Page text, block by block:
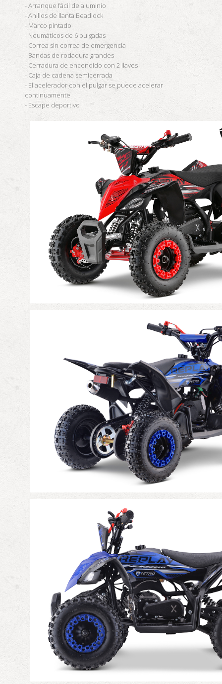
- Arranque fácil de aluminio
- Anillos de llanta Beadlock
- Marco pintado
- Neumáticos de 6 pulgadas
- Correa sin correa de emergencia
- Bandas de rodadura grandes
- Cerradura de encendido con 2 llaves
- Caja de cadena semicerrada
- El acelerador con el pulgar se puede acelerar
continuamente
- Escape deportivo